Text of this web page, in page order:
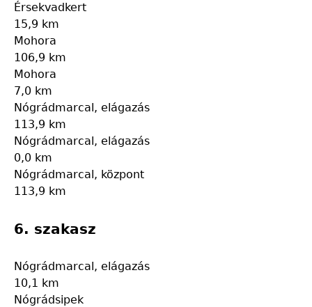
Érsekvadkert
15,9 km
Mohora
106,9 km
Mohora
7,0 km
Nógrádmarcal, elágazás
113,9 km
Nógrádmarcal, elágazás
0,0 km
Nógrádmarcal, központ
113,9 km
6. szakasz
Nógrádmarcal, elágazás
10,1 km
Nógrádsipek